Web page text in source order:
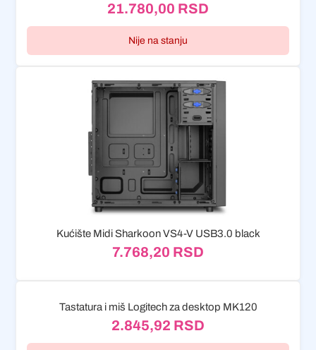
21.780,00 RSD
Nije na stanju
Kućište Midi Sharkoon VS4-V USB3.0 black
7.768,20 RSD
Tastatura i miš Logitech za desktop MK120
2.845,92 RSD